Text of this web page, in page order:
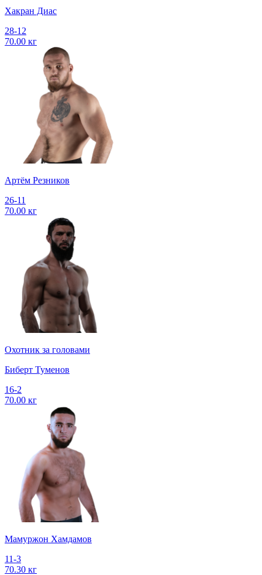
Хакран Диас
28-12
70.00 кг
Артём Резников
26-11
70.00 кг
Охотник за головами
Биберт Туменов
16-2
70.00 кг
Мамуржон Хамдамов
11-3
70.30 кг